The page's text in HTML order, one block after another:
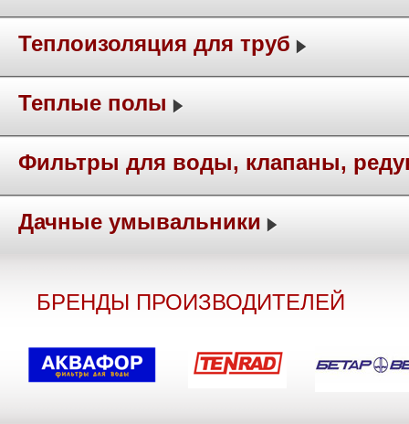
Теплоизоляция для труб
Теплые полы
Фильтры для воды, клапаны,
Дачные умывальники
БРЕНДЫ ПРОИЗВОДИТЕЛЕЙ